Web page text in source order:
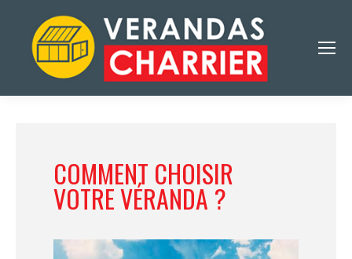
COMMENT CHOISIR
VOTRE VÉRANDA ?